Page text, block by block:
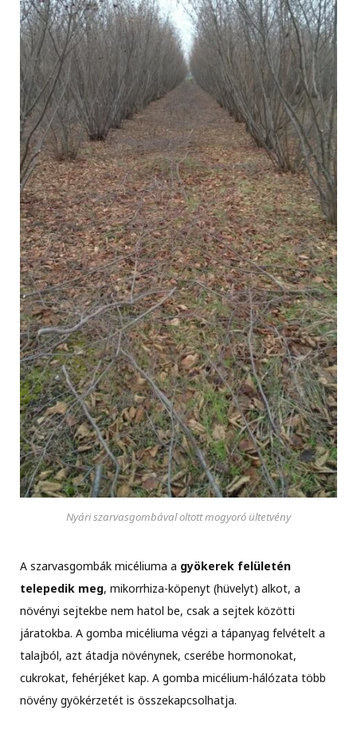
Nyári szarvasgombával oltott mogyoró ültetvény
A szarvasgombák micéliuma a gyökerek felületén
telepedik meg, mikorrhiza-köpenyt (hüvelyt) alkot, a
növényi sejtekbe nem hatol be, csak a sejtek közötti
járatokba. A gomba micéliuma végzi a tápanyag felvételt a
talajból, azt átadja növénynek, cserébe hormonokat,
cukrokat, fehérjéket kap. A gomba micélium-hálózata több
növény gyökérzetét is összekapcsolhatja.